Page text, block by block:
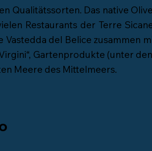
Qualitätssorten. Das native
Restaurants der Terre
Vastedda del Belice zusammen
Gartenprodukte (unter
Meere des Mittelmeers.